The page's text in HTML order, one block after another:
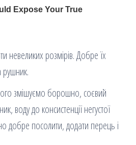
невеликих розмірів. Добре їх
змішуємо борошно, соєвий
воду до консистенції негустої
добре посолити, додати перець і